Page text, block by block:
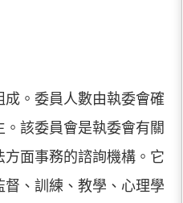
。委員人數由執委會確
該委員會是執委會有關
面事務的諮詢機構。它
、訓練、教學、心理學